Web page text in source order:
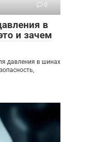
0
в
и зачем
давления в шинах